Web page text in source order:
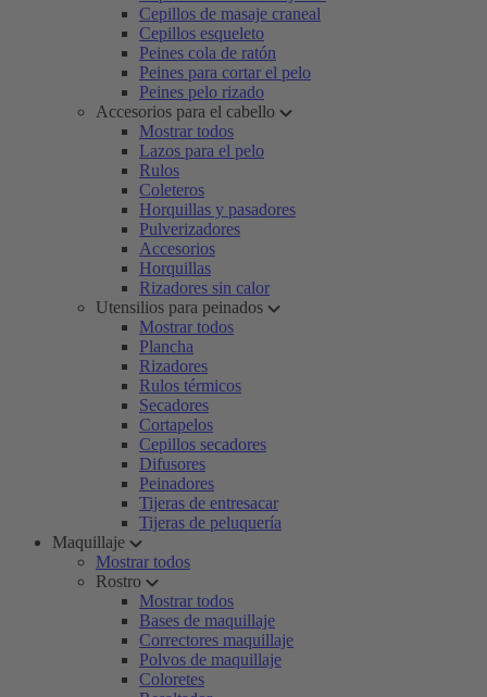
Cepillos de masaje craneal
Cepillos esqueleto
Peines cola de ratón
Peines para cortar el pelo
Peines pelo rizado
Accesorios para el cabello
Mostrar todos
Lazos para el pelo
Rulos
Coleteros
Horquillas y pasadores
Pulverizadores
Accesorios
Horquillas
Rizadores sin calor
Utensilios para peinados
Mostrar todos
Plancha
Rizadores
Rulos térmicos
Secadores
Cortapelos
Cepillos secadores
Difusores
Peinadores
Tijeras de entresacar
Tijeras de peluquería
Maquillaje
Mostrar todos
Rostro
Mostrar todos
Bases de maquillaje
Correctores maquillaje
Polvos de maquillaje
Coloretes